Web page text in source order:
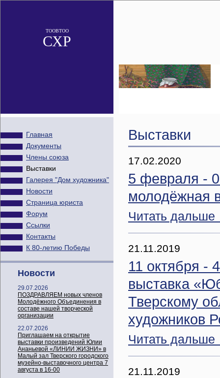
ТООВТОО
СХР
Главная
Документы
Члены союза
Выставки
Галерея "Дом художника"
Новости
Страница юриста
Форум
Ссылки
Контакты
К 80-летию Победы
Новости
29.07.2026
ПОЗДРАВЛЯЕМ новых членов
Молодёжного Объединения в
составе нашей творческой
организации
22.07.2026
Приглашаем на открытие
выставки произведений Юлии
Ананьевой «ЛИНИИ ЖИЗНИ» в
Малый зал Тверского городского
музейно-выставочного центра 7
августа в 16-00
Выставки
17.02.2020
5 февраля -
молодёжная
Читать
21.11.2019
11 октября -
выставка
Тверскому
художников
Читать
21.11.2019